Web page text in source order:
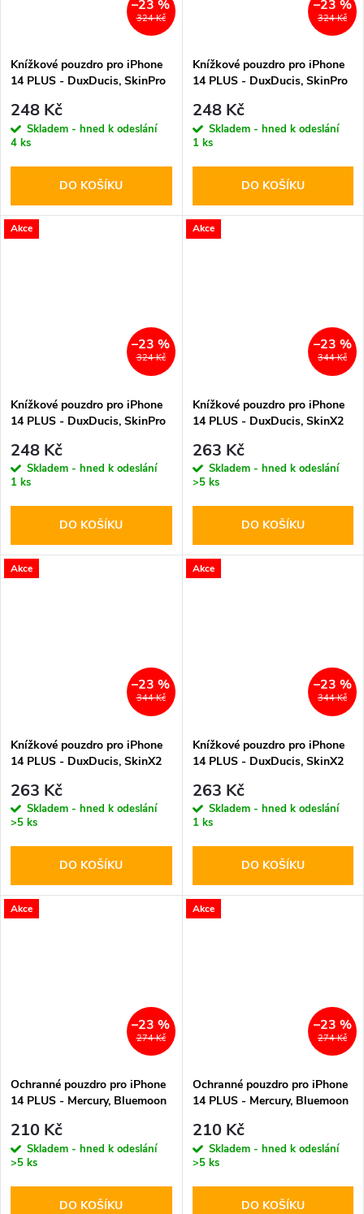
324 Kč
–23 %
Knížkové pouzdro pro iPhone
14 PLUS - DuxDucis, SkinPro
248 Kč
Skladem - hned k odeslání
4 ks
DO KOŠÍKU
324 Kč
–23 %
Knížkové pouzdro pro iPhone
14 PLUS - DuxDucis, SkinPro
248 Kč
Skladem - hned k odeslání
1 ks
DO KOŠÍKU
Akce
324 Kč
–23 %
Knížkové pouzdro pro iPhone
14 PLUS - DuxDucis, SkinPro
248 Kč
Skladem - hned k odeslání
1 ks
DO KOŠÍKU
Akce
344 Kč
–23 %
Knížkové pouzdro pro iPhone
14 PLUS - DuxDucis, SkinX2
263 Kč
Skladem - hned k odeslání
>5 ks
DO KOŠÍKU
Akce
344 Kč
–23 %
Knížkové pouzdro pro iPhone
14 PLUS - DuxDucis, SkinX2
263 Kč
Skladem - hned k odeslání
>5 ks
DO KOŠÍKU
Akce
344 Kč
–23 %
Knížkové pouzdro pro iPhone
14 PLUS - DuxDucis, SkinX2
263 Kč
Skladem - hned k odeslání
1 ks
DO KOŠÍKU
Akce
274 Kč
–23 %
Ochranné pouzdro pro iPhone
14 PLUS - Mercury, Bluemoon
210 Kč
Skladem - hned k odeslání
>5 ks
DO KOŠÍKU
Akce
274 Kč
–23 %
Ochranné pouzdro pro iPhone
14 PLUS - Mercury, Bluemoon
210 Kč
Skladem - hned k odeslání
>5 ks
DO KOŠÍKU